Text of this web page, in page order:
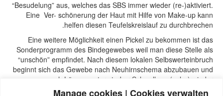
Manage cookies | Cookies verwalten
“Besudelung” aus, welches das SBS immer wieder (re-)aktiviert.
Eine Ver- schönerung der Haut mit Hilfe von Make-up kann
helfen diesen Teufelskreislauf zu durchbrechen.
Eine weitere Möglichkeit einen Pickel zu bekommen ist das
Sonderprogramm des Bindegewebes weil man diese Stelle als
“unschön” empfindet. Nach diesem lokalen Selbswerteinbruch
beginnt sich das Gewebe nach Neuhirnschema abzubauen und
nach Lösung unter starker Schwellung (pcl-a) wieder
aufzufüllen. Das führt vorübergehen unter Rötung zur Dehnung